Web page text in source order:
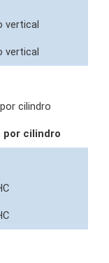
vertical
vertical
cilindro
por cilindro